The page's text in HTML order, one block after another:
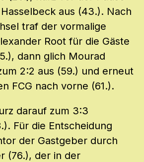
aus (43.). Nach
traf der vormalige
Root für die Gäste
dann glich Mourad
2:2 aus (59.) und erneut
FCG nach vorne (61.).
darauf zum 3:3
Für die Entscheidung
der Gastgeber durch
(76.), der in der